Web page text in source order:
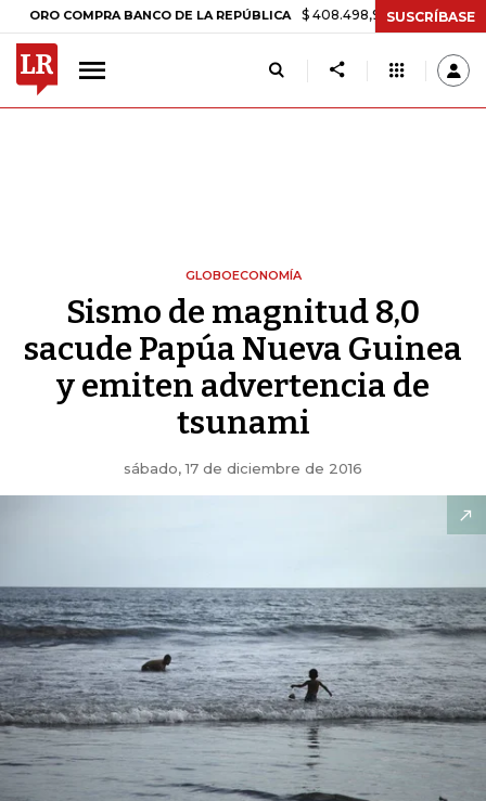
COMPRA BANCO DE LA REPÚBLICA $ 408.498,97 +$ 8.753,81 +2,19%
SUSCRÍBASE
GLOBOECONOMÍA
Sismo de magnitud 8,0
sacude Papúa Nueva Guinea
y emiten advertencia de
tsunami
sábado, 17 de diciembre de 2016